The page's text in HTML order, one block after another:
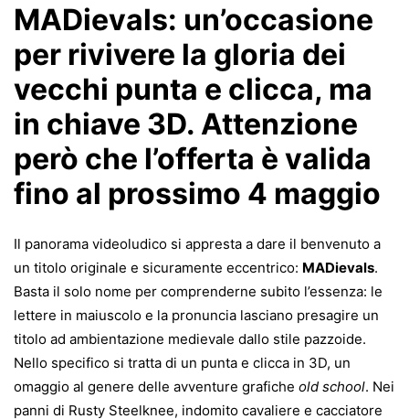
MADievals: un’occasione
per rivivere la gloria dei
vecchi punta e clicca, ma
in chiave 3D. Attenzione
però che l’offerta è valida
fino al prossimo 4 maggio
Il panorama videoludico si appresta a dare il benvenuto a
un titolo originale e sicuramente eccentrico: MADievals.
Basta il solo nome per comprenderne subito l’essenza: le
lettere in maiuscolo e la pronuncia lasciano presagire un
titolo ad ambientazione medievale dallo stile pazzoide.
Nello specifico si tratta di un punta e clicca in 3D, un
omaggio al genere delle avventure grafiche old school. Nei
panni di Rusty Steelknee, indomito cavaliere e cacciatore